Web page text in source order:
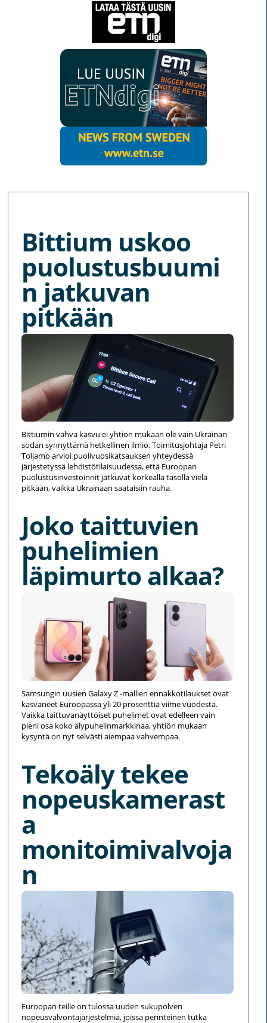
Bittium uskoo
puolustusbuumi
n jatkuvan
pitkään
Bittiumin vahva kasvu ei yhtiön mukaan ole vain Ukrainan
sodan synnyttämä hetkellinen ilmiö. Toimitusjohtaja Petri
Toljamo arvioi puolivuosikatsauksen yhteydessä
järjestetyssä lehdistötilaisuudessa, että Euroopan
puolustusinvestoinnit jatkuvat korkealla tasolla vielä
pitkään, vaikka Ukrainaan saataisiin rauha.
Joko taittuvien
puhelimien
läpimurto alkaa?
Samsungin uusien Galaxy Z -mallien ennakkotilaukset ovat
kasvaneet Euroopassa yli 20 prosenttia viime vuodesta.
Vaikka taittuvanäyttöiset puhelimet ovat edelleen vain
pieni osa koko älypuhelinmarkkinaa, yhtiön mukaan
kysyntä on nyt selvästi aiempaa vahvempaa.
Tekoäly tekee
nopeuskamerast
a
monitoimivalvoja
n
Euroopan teille on tulossa uuden sukupolven
nopeusvalvontajärjestelmiä, joissa perinteinen tutka